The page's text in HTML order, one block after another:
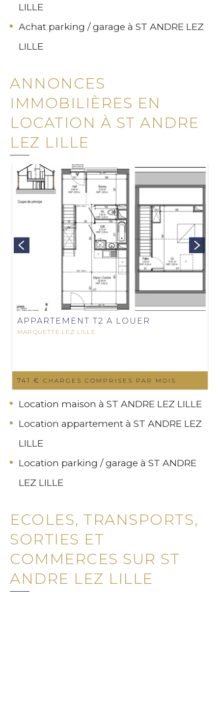
LILLE
Achat parking / garage à ST ANDRE LEZ
LILLE
ANNONCES
IMMOBILIÈRES EN
LOCATION À ST ANDRE
LEZ LILLE
APPARTEMENT T2 A LOUER
MARQUETTE LEZ LILLE
741 € CHARGES COMPRISES PAR MOIS
Location maison à ST ANDRE LEZ LILLE
Location appartement à ST ANDRE LEZ
LILLE
Location parking / garage à ST ANDRE
LEZ LILLE
ECOLES, TRANSPORTS,
SORTIES ET
COMMERCES SUR ST
ANDRE LEZ LILLE